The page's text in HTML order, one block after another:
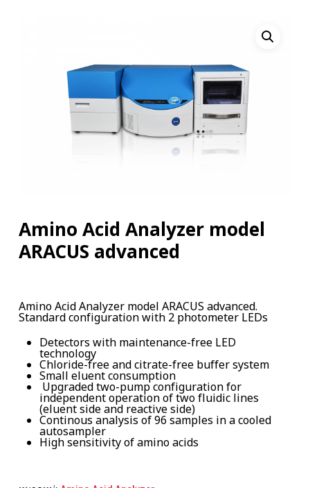
Amino Acid Analyzer model
ARACUS advanced
Amino Acid Analyzer model ARACUS advanced.
Standard configuration with 2 photometer LEDs
Detectors with maintenance-free LED
technology
Chloride-free and citrate-free buffer system
Small eluent consumption
Upgraded two-pump configuration for
independent operation of two fluidic lines
(eluent side and reactive side)
Continous analysis of 96 samples in a cooled
autosampler
High sensitivity of amino acids